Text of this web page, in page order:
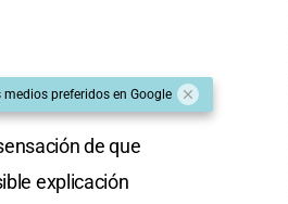
preferidos en Google
de que
explicación